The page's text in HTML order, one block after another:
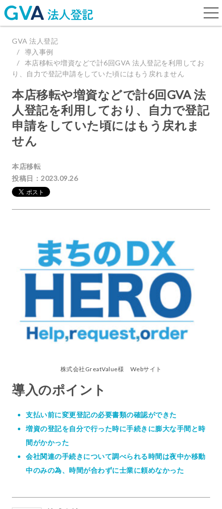
GVA 法人登記
導入事例
本店移転や増資などで計6回GVA 法人登記を利用してお
り、自力で登記申請をしていた頃にはもう戻れません
本店移転や増資などで計6回GVA 法
人登記を利用しており、自力で登記
申請をしていた頃にはもう戻れま
せん
本店移転
投稿日：2023.09.26
株式会社GreatValue様 Webサイト
導入のポイント
支払い前に変更登記の必要書類の確認ができた
増資の登記を自分で行った時に手続きに膨大な手間と時
間がかかった
会社関連の手続きについて調べられる時間は夜中か移動
中のみの為、時間が合わずに士業に頼めなかった